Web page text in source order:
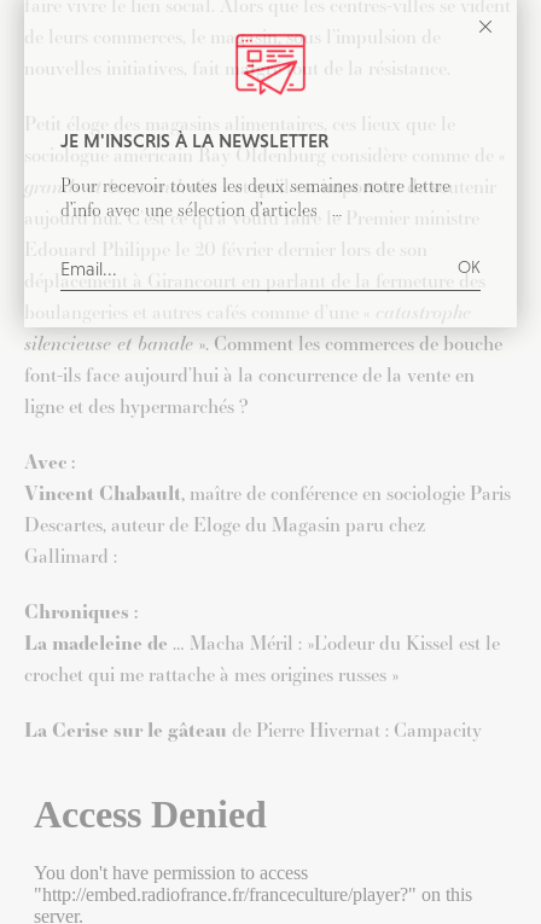
de leurs commerces, le magasin, sous l’impulsion de
nouvelles initiatives, fait malgré tout de la résistance.
Petit éloge des magasins alimentaires, ces lieux que le
sociologue américain Ray Oldenburg considère comme de «
grands et bons endroits » et qu’il est important de soutenir
aujourd’hui. C’est ce qu’a voulu faire le Premier ministre
Edouard Philippe le 20 février dernier lors de son
déplacement à Girancourt en parlant de la fermeture des
boulangeries et autres cafés comme d’une « catastrophe
silencieuse et banale ». Comment les commerces de bouche
font-ils face aujourd’hui à la concurrence de la vente en
ligne et des hypermarchés ?
Avec :
Vincent Chabault, maître de conférence en sociologie Paris
Descartes, auteur de Eloge du Magasin paru chez
Gallimard :
Chroniques :
La madeleine de … Macha Méril : »L’odeur du Kissel est le
crochet qui me rattache à mes origines russes »
La Cerise sur le gâteau de Pierre Hivernat : Campacity
JE M'INSCRIS À LA NEWSLETTER
Pour recevoir toutes les deux semaines notre lettre
d’info avec une sélection d’articles …